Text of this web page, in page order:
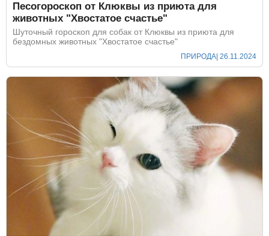
Песогороскоп от Клюквы из приюта для
животных "Хвостатое счастье"
Шуточный гороскоп для собак от Клюквы из приюта для
бездомных животных "Хвостатое счастье"
ПРИРОДА | 26.11.2024